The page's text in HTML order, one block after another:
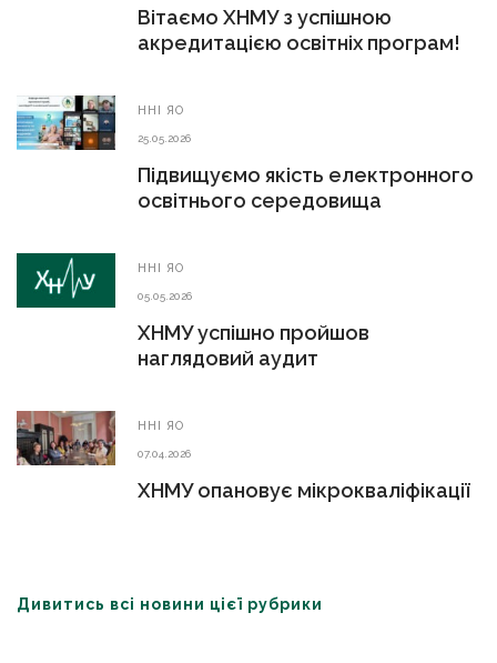
Вітаємо ХНМУ з успішною
акредитацією освітніх програм!
ННІ ЯО
25.05.2026
Підвищуємо якість електронного
освітнього середовища
ННІ ЯО
05.05.2026
ХНМУ успішно пройшов
наглядовий аудит
ННІ ЯО
07.04.2026
ХНМУ опановує мікрокваліфікації
Дивитись всі новини цієї рубрики